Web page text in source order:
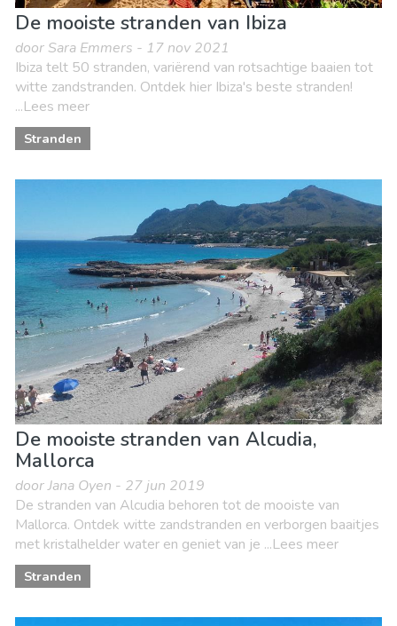
De mooiste stranden van Ibiza
door Sara Emmers - 17 nov 2021
Ibiza telt 50 stranden, variërend van rotsachtige baaien tot
witte zandstranden. Ontdek hier Ibiza's beste stranden!
...Lees meer
Stranden
De mooiste stranden van Alcudia,
Mallorca
door Jana Oyen - 27 jun 2019
De stranden van Alcudia behoren tot de mooiste van
Mallorca. Ontdek witte zandstranden en verborgen baaitjes
met kristalhelder water en geniet van je ...Lees meer
Stranden